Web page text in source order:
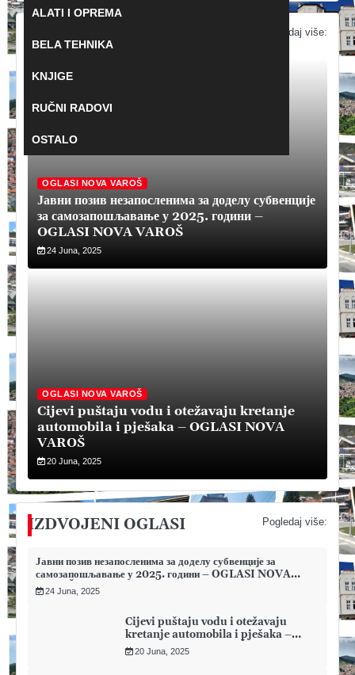
ALATI I OPREMA
BELA TEHNIKA
KNJIGE
RUČNI RADOVI
OSTALO
Pogledaj više:
OGLASI NOVA VAROŠ
Јавни позив незапосленима за доделу субвенције
за самозапошљавање у 2025. години –
OGLASI NOVA VAROŠ
24 Juna, 2025
OGLASI NOVA VAROŠ
Cijevi puštaju vodu i otežavaju kretanje
automobila i pješaka – OGLASI NOVA
VAROŠ
20 Juna, 2025
IZDVOJENI OGLASI Pogledaj više:
Јавни позив незапосленима за доделу субвенције за
самозапошљавање у 2025. години – OGLASI NOVA
VAROŠ
24 Juna, 2025
Cijevi puštaju vodu i otežavaju
kretanje automobila i pješaka –
OGLASI NOVA VAROŠ
20 Juna, 2025